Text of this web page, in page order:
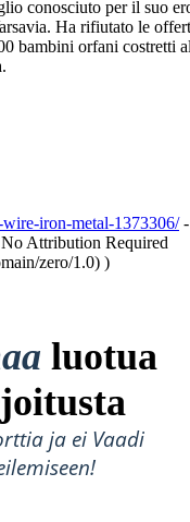
conosciuto per il suo
Ha rifiutato le
bambini orfani costretti
iron-metal-1373306/-
Attribution Required
zero/1.0) )
luotua
ja ei Vaadi